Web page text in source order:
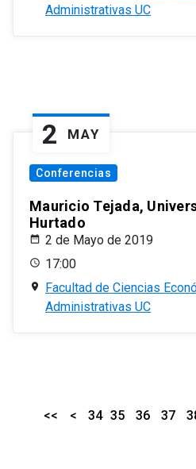
Administrativas UC
2 MAY
Conferencias
Mauricio Tejada,
Hurtado
2 de Mayo de 2019
17:00
Facultad de Ciencias
Administrativas UC
<< < 34 35 36 37